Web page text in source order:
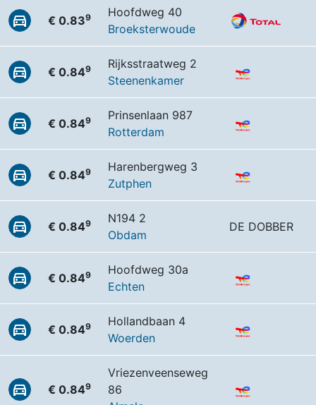
€ 0.839
Hoofdweg 40
Broeksterwoude
€ 0.849
Rijksstraatweg 2
Steenenkamer
€ 0.849
Prinsenlaan 987
Rotterdam
€ 0.849
Harenbergweg 3
Zutphen
€ 0.849
N194 2
Obdam
DE DOBBER
€ 0.849
Hoofdweg 30a
Echten
€ 0.849
Hollandbaan 4
Woerden
€ 0.849
Vriezenveenseweg
86